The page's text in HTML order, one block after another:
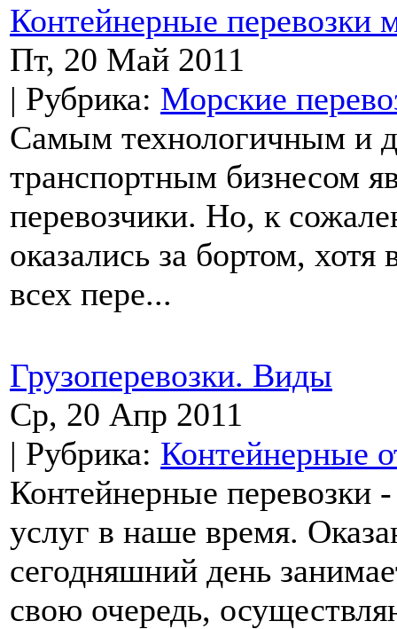
Контейнерные перевозки
Пт, 20 Май 2011
| Рубрика: Морские
Самым технологичным и
транспортным бизнесом
перевозчики. Но, к
оказались за бортом,
всех пере...
Грузоперевозки. Виды
Ср, 20 Апр 2011
| Рубрика: Контейнерные
Контейнерные перевозки
услуг в наше время.
сегодняшний день
свою очередь,